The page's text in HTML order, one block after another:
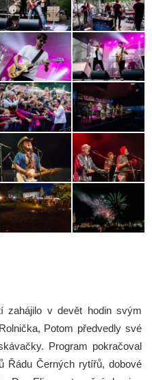
zahájilo v devět hodin svým
Potom předvedly své
Program pokračoval
Řádu Černých rytířů, dobové